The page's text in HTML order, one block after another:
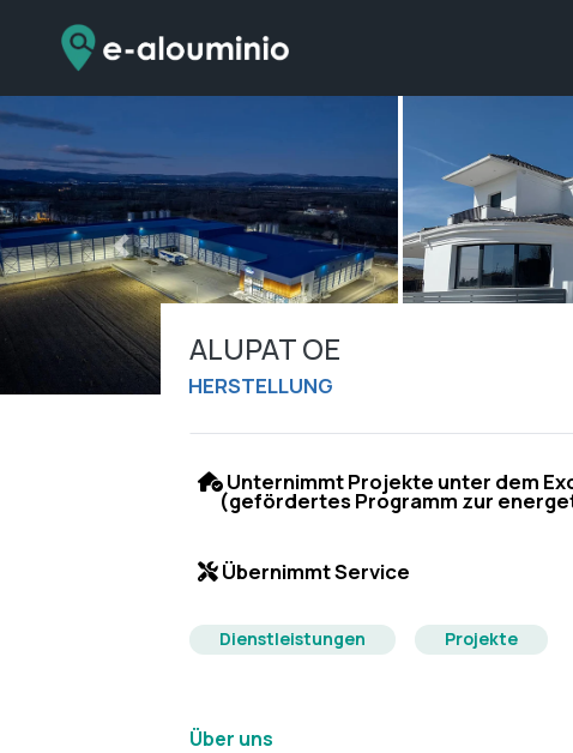
springen
Vorheriges
ALUPAT OE
HERSTELLUNG
Unternimmt Projekte unter dem
(gefördertes Programm zur
Übernimmt Service
Dienstleistungen Projekte
Über uns